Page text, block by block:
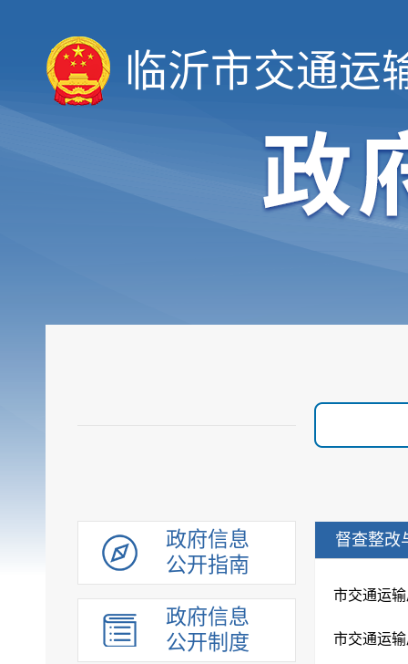
临沂市交通运
政府信息
公开指南
政府信息
公开制度
督查整改
市交通运